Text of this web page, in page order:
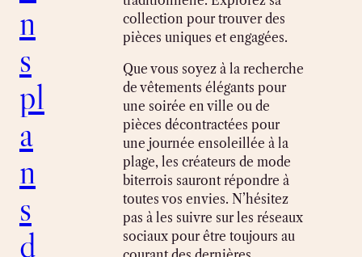
n
s
pl
a
n
s
d
collection pour trouver des
pièces uniques et engagées.
Que vous soyez à la recherche
de vêtements élégants pour
une soirée en ville ou de
pièces décontractées pour
une journée ensoleillée à la
plage, les créateurs de mode
biterrois sauront répondre à
toutes vos envies. N’hésitez
pas à les suivre sur les réseaux
sociaux pour être toujours au